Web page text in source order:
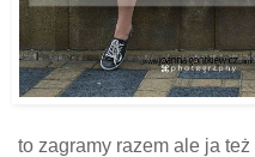
to zagramy razem ale ja